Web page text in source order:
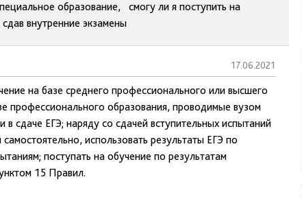
образование, смогу ли я поступить на
внутренние экзамены
17.06.2021
на базе среднего профессионального или высшего
профессионального образования, проводимые вузом
в сдаче ЕГЭ; наряду со сдачей вступительных испытаний
использовать результаты ЕГЭ по
поступать на обучение по результатам
15 Правил.